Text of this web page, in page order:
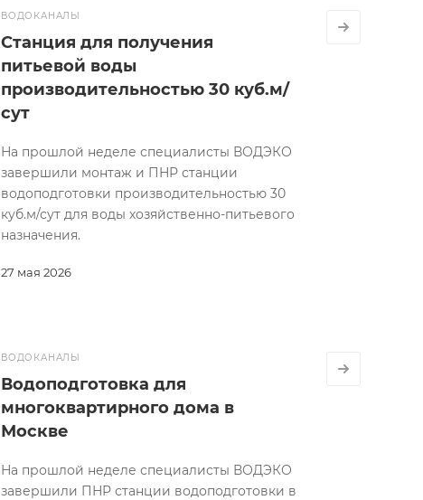
ВОДОКАНАЛЫ
27 мая 2026
Станция для получения
питьевой воды
производительностью 30 куб.м/
сут
На прошлой неделе специалисты ВОДЭКО
завершили монтаж и ПНР станции
водоподготовки производительностью 30
куб.м/сут для воды хозяйственно-питьевого
назначения.
ВОДОКАНАЛЫ
Водоподготовка для
многоквартирного дома в
Москве
На прошлой неделе специалисты ВОДЭКО
завершили ПНР станции водоподготовки в